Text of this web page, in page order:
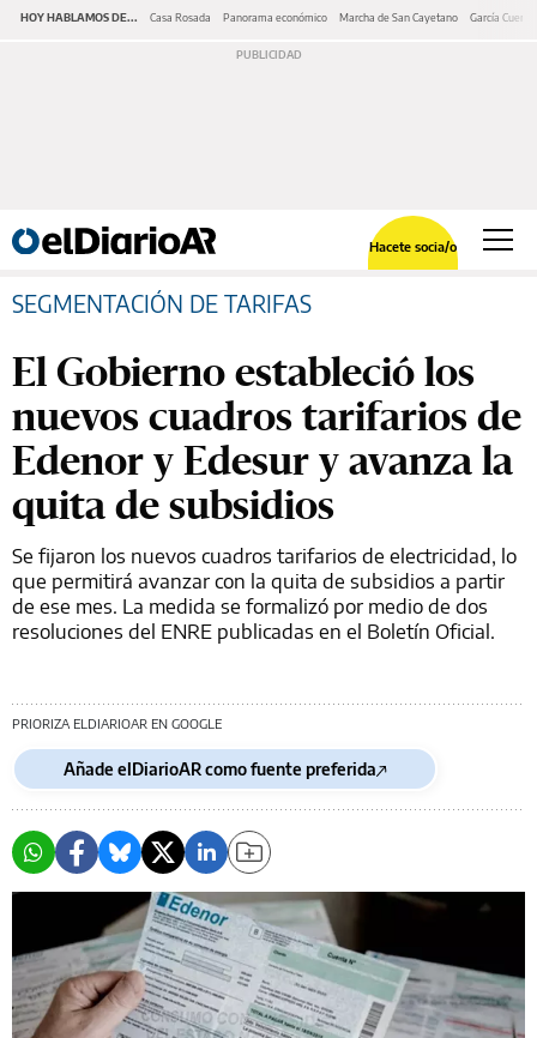
HOY HABLAMOS DE... Casa Rosada Panorama económico Marcha de San Cayetano García Cuerva
Hacete socia/o
SEGMENTACIÓN DE TARIFAS
El Gobierno estableció los
nuevos cuadros tarifarios de
Edenor y Edesur y avanza la
quita de subsidios
Se fijaron los nuevos cuadros tarifarios de electricidad, lo
que permitirá avanzar con la quita de subsidios a partir
de ese mes. La medida se formalizó por medio de dos
resoluciones del ENRE publicadas en el Boletín Oficial.
PRIORIZA ELDIARIOAR EN GOOGLE
Añade elDiarioAR como fuente preferida